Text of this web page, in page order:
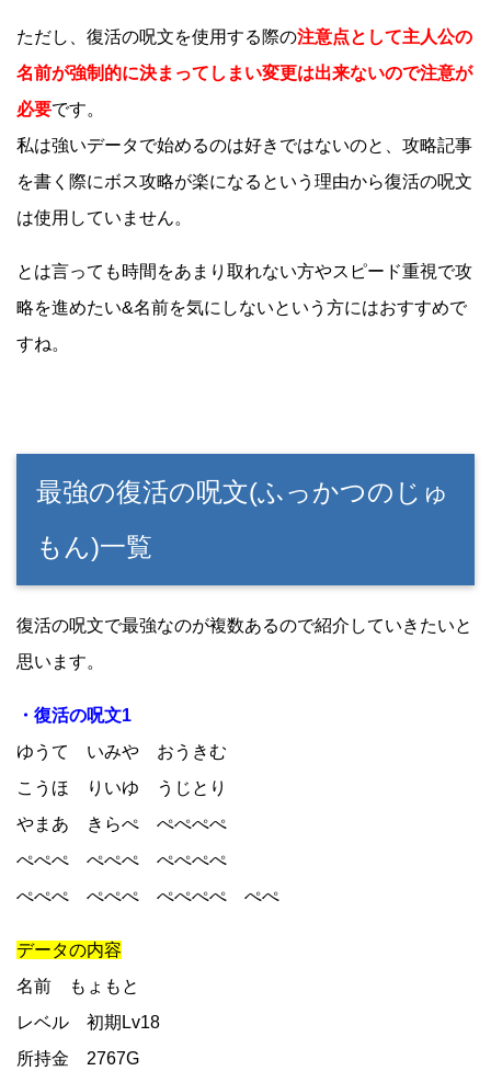
ただし、復活の呪文を使用する際の注意点として主人公の
名前が強制的に決まってしまい変更は出来ないので注意が
必要です。
私は強いデータで始めるのは好きではないのと、攻略記事
を書く際にボス攻略が楽になるという理由から復活の呪文
は使用していません。
とは言っても時間をあまり取れない方やスピード重視で攻
略を進めたい&名前を気にしないという方にはおすすめで
すね。
最強の復活の呪文(ふっかつのじゅ
もん)一覧
復活の呪文で最強なのが複数あるので紹介していきたいと
思います。
・復活の呪文1
ゆうて いみや おうきむ
こうほ りいゆ うじとり
やまあ きらぺ ぺぺぺぺ
ぺぺぺ ぺぺぺ ぺぺぺぺ
ぺぺぺ ぺぺぺ ぺぺぺぺ ぺぺ
データの内容
名前 もょもと
レベル 初期Lv18
所持金 2767G